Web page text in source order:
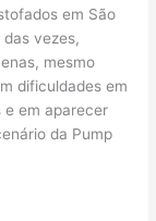
em São
vezes,
mesmo
dificuldades em
e em aparecer
da Pump